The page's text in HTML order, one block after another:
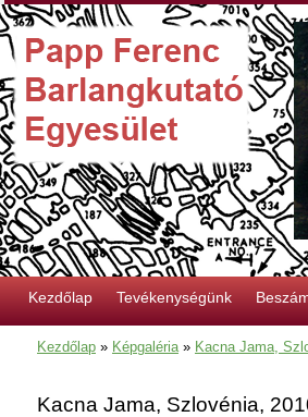
Kezdőlap Tevékenységünk
Kezdőlap » Képgaléria» Kacna Jama,
Kacna Jama, Szlovénia,